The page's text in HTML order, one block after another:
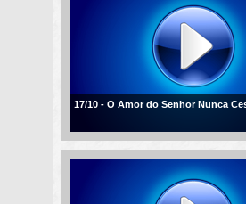
17/10 - O Amor do Senhor Nunca